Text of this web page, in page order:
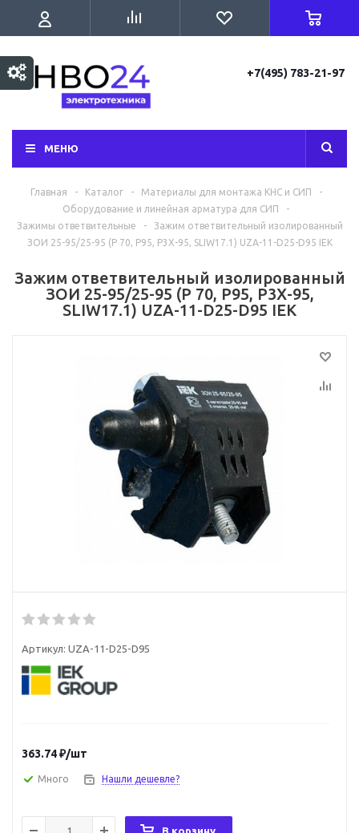
+7(495) 783-21-97
МЕНЮ
Главная - Каталог - Материалы для монтажа КНС и СИП
-
Оборудование и линейная арматура для СИП
-
Зажимы ответвительные
-
Зажим ответвительный изолированный
ЗОИ 25-95/25-95 (P 70, P95, P3X-95, SLIW17.1) UZA-11-D25-D95 IEK
Зажим ответвительный изолированный
ЗОИ 25-95/25-95 (P 70, P95, P3X-95,
SLIW17.1) UZA-11-D25-D95 IEK
Артикул: UZA-11-D25-D95
363.74₽/шт
Много Нашли дешевле?
В корзину